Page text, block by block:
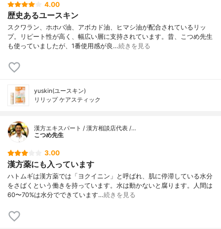
4.00
歴史あるユースキン
スクワラン、ホホバ油、アボカド油、ヒマシ油が配合されているリッ
プ。リピート性が高く、幅広い層に支持されています。昔、こつめ先生
も使っていましたが、1番使用感が良…続きを見る
yuskin(ユースキン)
リリップ ケアスティック
漢方エキスパート / 漢方相談店代表 /…
こつめ先生
3.00
漢方薬にも入っています
ハトムギは漢方薬では「ヨクイニン」と呼ばれ、肌に停滞している水分
をさばくという働きを持っています。水は動かないと腐ります。人間は
60〜70%は水分でできています…続きを見る